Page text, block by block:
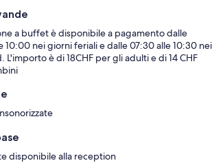
a buffet è disponibile a pagamento dalle
10:00 nei giorni feriali e dalle 07:30 alle 10:30 nei
L'importo è di 18CHF per gli adulti e di 14 CHF
disponibile alla reception